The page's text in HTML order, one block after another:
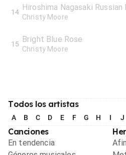
14 Hiroshima Nagasaki
Christy Moore
15 Bright Blue Rose
Christy Moore
Todos los artistas
A B C D E F G H I J
Canciones
En tendencia